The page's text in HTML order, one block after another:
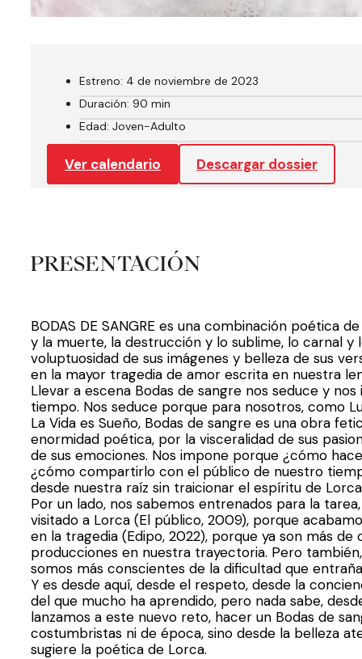
PRESENTACIÓN
BODAS DE SANGRE es una combinación poética
y la muerte, la destrucción y lo sublime, lo carnal y
voluptuosidad de sus imágenes y belleza de sus
en la mayor tragedia de amor escrita en nuestra
Llevar a escena Bodas de sangre nos seduce y
tiempo. Nos seduce porque para nosotros, como
La Vida es Sueño, Bodas de sangre es una obra
enormidad poética, por la visceralidad de sus
de sus emociones. Nos impone porque ¿cómo
¿cómo compartirlo con el público de nuestro
desde nuestra raíz sin traicionar el espíritu de
Por un lado, nos sabemos entrenados para la
visitado a Lorca (El público, 2009), porque
en la tragedia (Edipo, 2022), porque ya son más de
producciones en nuestra trayectoria. Pero
somos más conscientes de la dificultad que
Y es desde aquí, desde el respeto, desde la
del que mucho ha aprendido, pero nada sabe,
lanzamos a este nuevo reto, hacer un Bodas de
costumbristas ni de época, sino desde la belleza
sugiere la poética de Lorca.
Estreno: 4 de noviembre de 2023
Duración: 90 min
Edad: Joven-Adulto
Ver calendario Descargar dossier